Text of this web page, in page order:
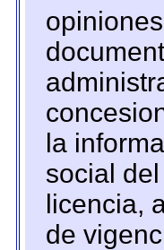
la
social
licencia,
de